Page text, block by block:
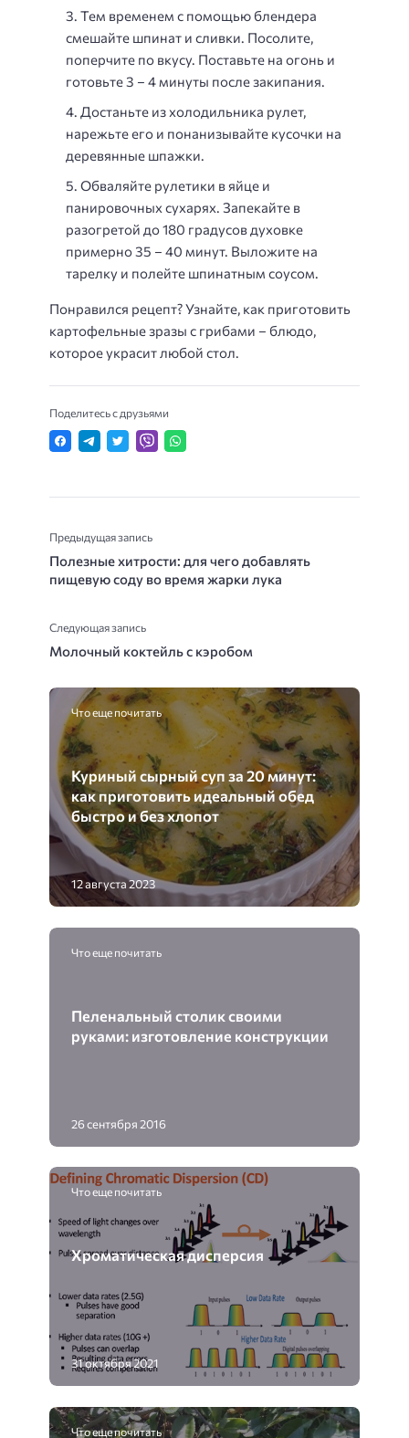
Тем временем с помощью блендера
смешайте шпинат и сливки. Посолите,
поперчите по вкусу. Поставьте на огонь и
готовьте 3 – 4 минуты после закипания.
Достаньте из холодильника рулет,
нарежьте его и понанизывайте кусочки на
деревянные шпажки.
Обваляйте рулетики в яйце и
панировочных сухарях. Запекайте в
разогретой до 180 градусов духовке
примерно 35 – 40 минут. Выложите на
тарелку и полейте шпинатным соусом.
Понравился рецепт? Узнайте, как приготовить
картофельные зразы с грибами – блюдо,
которое украсит любой стол.
Поделитесь с друзьями
Предыдущая запись
Полезные хитрости: для чего добавлять
пищевую соду во время жарки лука
Следующая запись
Молочный коктейль с кэробом
Что еще почитать
Куриный сырный суп за 20 минут:
как приготовить идеальный обед
быстро и без хлопот
12 августа 2023
Что еще почитать
Пеленальный столик своими
руками: изготовление конструкции
26 сентября 2016
Что еще почитать
Хроматическая дисперсия
31 октября 2021
Что еще почитать